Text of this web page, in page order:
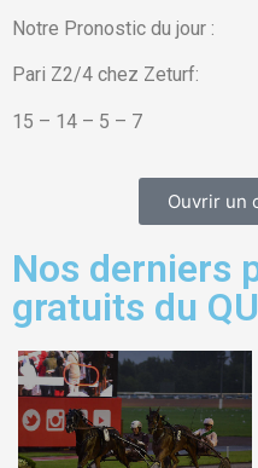
Notre Pronostic du jour :
Pari Z2/4 chez Zeturf:
15 – 14 – 5 – 7
Ouvrir un
Nos derniers
gratuits du